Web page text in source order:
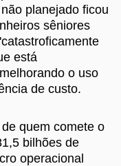
planejado ficou
sêniores
está
o uso
de custo.
quem comete o
bilhões de
operacional